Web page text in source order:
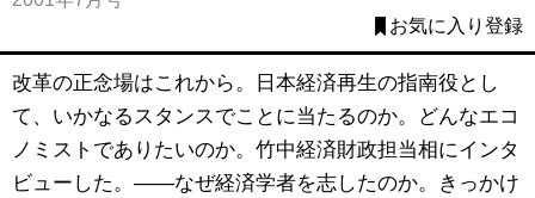
お気に入り登録
改革の正念場はこれから。日本経済再生の指南役とし
て、いかなるスタンスでことに当たるのか。どんなエコ
ノミストでありたいのか。竹中経済財政担当相にインタ
ビューした。――なぜ経済学者を志したのか。きっかけ